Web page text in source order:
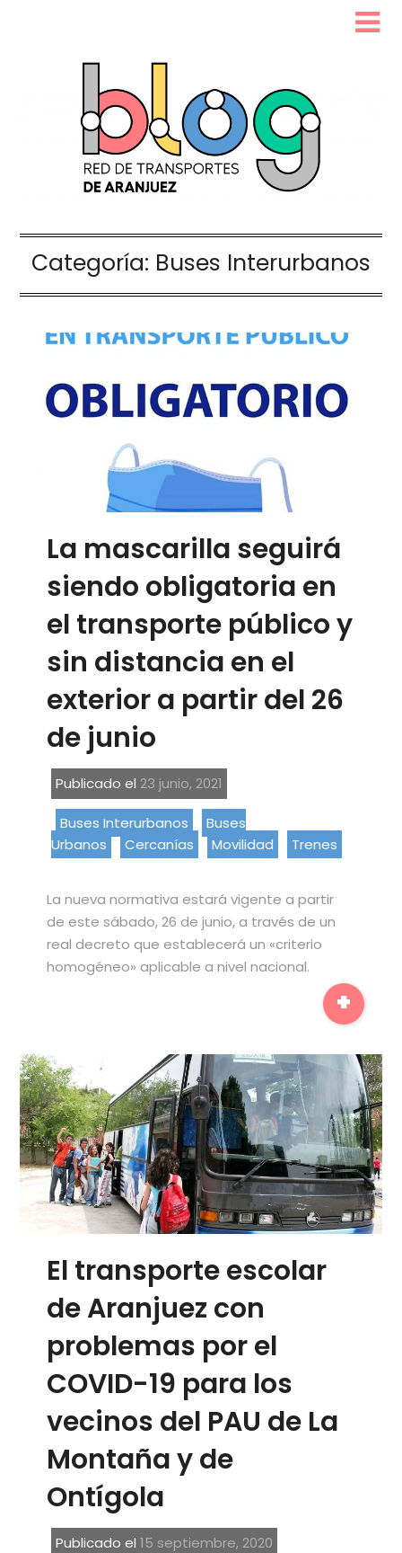
Categoría: Buses Interurbanos
La mascarilla seguirá
siendo obligatoria en
el transporte público y
sin distancia en el
exterior a partir del 26
de junio
Publicado el 23 junio, 2021
Buses Interurbanos
Buses
Urbanos
Cercanías Movilidad Trenes
La nueva normativa estará vigente a partir
de este sábado, 26 de junio, a través de un
real decreto que establecerá un «criterio
homogéneo» aplicable a nivel nacional.
+
El transporte escolar
de Aranjuez con
problemas por el
COVID-19 para los
vecinos del PAU de La
Montaña y de
Ontígola
Publicado el15 septiembre, 2020